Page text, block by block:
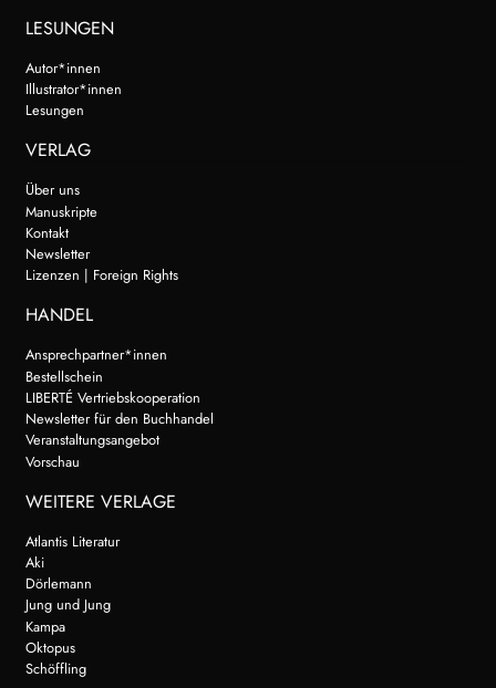
LESUNGEN
Autor*innen
Illustrator*innen
Lesungen
VERLAG
Über uns
Manuskripte
Kontakt
Newsletter
Lizenzen | Foreign Rights
HANDEL
Ansprechpartner*innen
Bestellschein
LIBERTÉ Vertriebskooperation
Newsletter für den Buchhandel
Veranstaltungsangebot
Vorschau
WEITERE VERLAGE
Atlantis Literatur
Aki
Dörlemann
Jung und Jung
Kampa
Oktopus
Schöffling